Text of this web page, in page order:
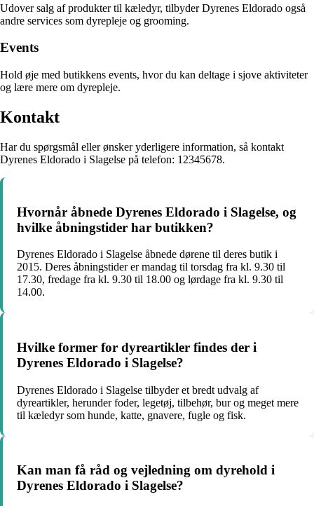
Udover salg af produkter til kæledyr, tilbyder Dyrenes Eldorado også
andre services som dyrepleje og grooming.
Events
Hold øje med butikkens events, hvor du kan deltage i sjove aktiviteter
og lære mere om dyrepleje.
Kontakt
Har du spørgsmål eller ønsker yderligere information, så kontakt
Dyrenes Eldorado i Slagelse på telefon: 12345678.
Hvornår åbnede Dyrenes Eldorado i Slagelse, og
hvilke åbningstider har butikken?
Dyrenes Eldorado i Slagelse åbnede dørene til deres butik i
2015. Deres åbningstider er mandag til torsdag fra kl. 9.30 til
17.30, fredage fra kl. 9.30 til 18.00 og lørdage fra kl. 9.30 til
14.00.
Hvilke former for dyreartikler findes der i
Dyrenes Eldorado i Slagelse?
Dyrenes Eldorado i Slagelse tilbyder et bredt udvalg af
dyreartikler, herunder foder, legetøj, tilbehør, bur og meget mere
til kæledyr som hunde, katte, gnavere, fugle og fisk.
Kan man få råd og vejledning om dyrehold i
Dyrenes Eldorado i Slagelse?